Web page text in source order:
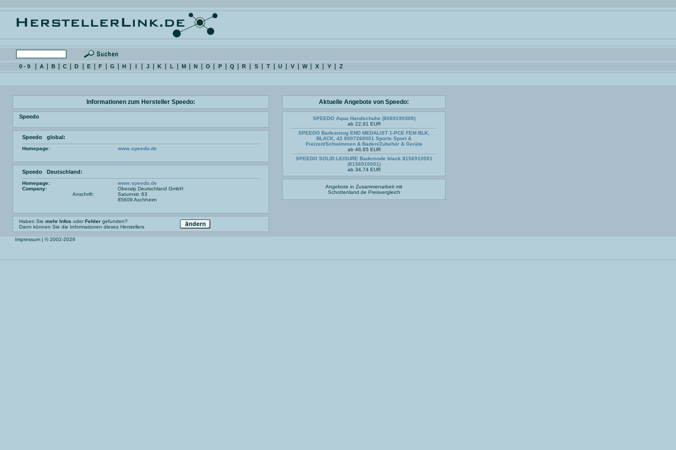
0 - 9 A B C D E F G H I J K L M N O P Q R S T U V W X Y Z
Informationen zum Hersteller Speedo:
Speedo
Speedo global:
Homepage: www.speedo.de
Speedo Deutschland:
Homepage:
www.speedo.de
Company:
Oberalp Deutschland GmbH
Anschrift:
Saturnstr. 63
85609 Aschheim
Haben Sie mehr Infos oderFehler gefunden?
Dann können Sie die Informationen dieses Herstellers
Aktuelle Angebote von Speedo:
SPEEDO Aqua Handschuhe (8069190309)
ab 22,91 EUR
SPEEDO Badeanzug END MEDALIST 1-PCE FEM BLK,
BLACK, 42 8007260001 Sports Sport &
Freizeit/Schwimmen & Baden/Zubehör & Geräte
ab 46,65 EUR
SPEEDO SOLID LEISURE Bademode black 8156910001
(8156910001)
ab 34,74 EUR
Angebote in Zusammenarbeit mit
Schottenland.de Preisvergleich
Impressum | © 2002-2026